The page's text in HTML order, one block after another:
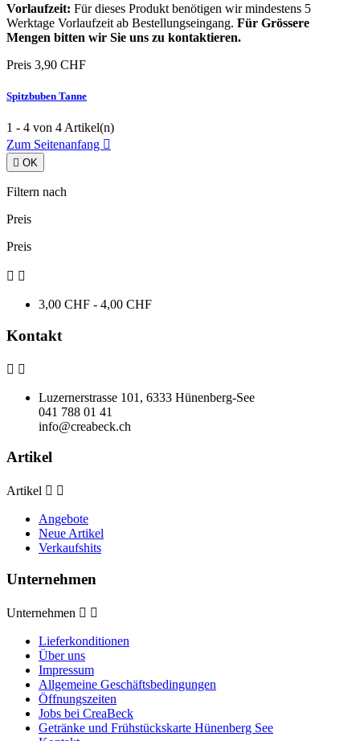
Vorlaufzeit: Für dieses Produkt benötigen wir mindestens 5
Werktage Vorlaufzeit ab Bestellungseingang. Für Grössere
Mengen bitten wir Sie uns zu kontaktieren.
Preis 3,90 CHF
Spitzbuben Tanne
1 - 4 von 4 Artikel(n)
Zum Seitenanfang 
 OK
Filtern nach
Preis
Preis
 
3,00 CHF - 4,00 CHF
Kontakt
 
Luzernerstrasse 101, 6333 Hünenberg-See
041 788 01 41
info@creabeck.ch
Artikel
Artikel  
Angebote
Neue Artikel
Verkaufshits
Unternehmen
Unternehmen  
Lieferkonditionen
Über uns
Impressum
Allgemeine Geschäftsbedingungen
Öffnungszeiten
Jobs bei CreaBeck
Getränke und Frühstückskarte Hünenberg See